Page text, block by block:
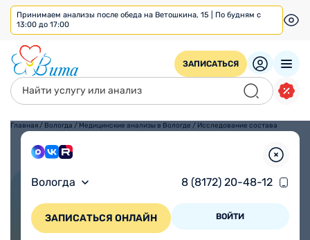
Принимаем анализы после обеда на Ветошкина, 15 | По будням с
13:00 до 17:00
ЗАПИСАТЬСЯ
Вологда 8 (8172) 20-48-12
ЗАПИСАТЬСЯ ОНЛАЙН ВОЙТИ
Главная / Вологда / Медицинские анализы в Вологде / Исследование состава
Исследование состава
микробных маркеров по
Осипову Г.А.